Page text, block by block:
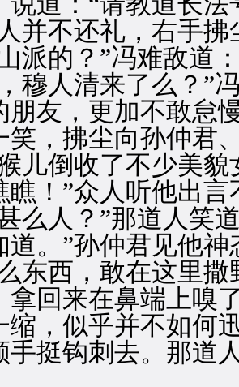
并不还礼，右手
派的？”冯难敌道
穆人清来了么？”
朋友，更加不敢怠
笑，拂尘向孙仲君
儿倒收了不少美
瞧！”众人听他出
么人？”那道人笑
道。”孙仲君见他
东西，敢在这里
拿回来在鼻端上嗅
缩，似乎并不如何
手挺钩刺去。那道